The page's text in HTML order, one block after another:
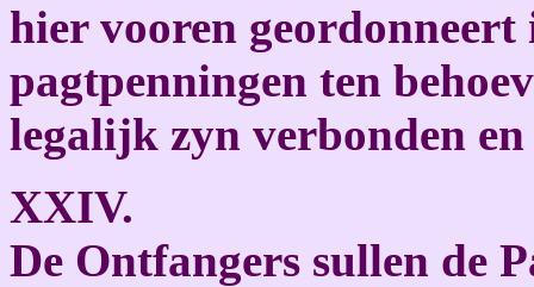
hier vooren geordonneert
pagtpenningen ten
legalijk zyn verbonden en
XXIV.
De Ontfangers sullen de